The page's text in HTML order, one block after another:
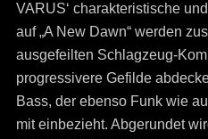
VARUS‘ charakteristische
auf „A New Dawn“ werden
ausgefeilten Schlagzeug-
progressivere Gefilde
Bass, der ebenso Funk wie
mit einbezieht. Abgerundet